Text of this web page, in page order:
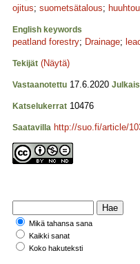
ojitus; suometsätalous;
English keywords
peatland forestry; Drainage;
Tekijät (Näytä)
Vastaanotettu 17.6.2020
Katselukerrat 10476
Saatavilla http://suo.fi/article/
Mikä tahansa sana
Kaikki sanat
Koko hakuteksti